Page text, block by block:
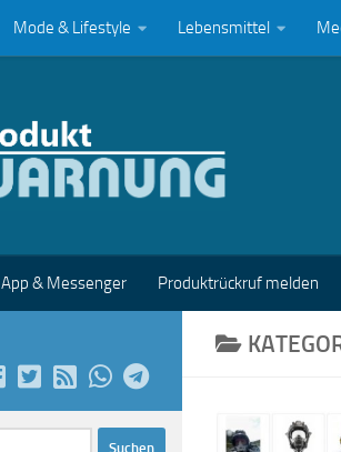
Mode & Lifestyle Lebensmittel
App & Messenger Produktrückruf melden